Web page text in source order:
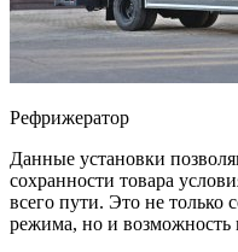
Рефрижератор
Данные установки
сохранности товара
всего пути. Это не только
режима, но и возможность